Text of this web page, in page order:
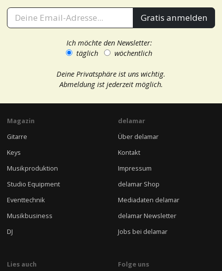
Gratis anmelden
Ich möchte den Newsletter:
täglich
wöchentlich
Deine Privatsphäre ist uns wichtig.
Abmeldung ist jederzeit möglich.
Magazin
Gitarre
Keys
Musikproduktion
Studio Equipment
Eventtechnik
Musikbusiness
DJ
delamar
Über delamar
Kontakt
Impressum
delamar Shop
Mediadaten delamar
delamar Newsletter
Jobs bei delamar
Lies auch Folge uns